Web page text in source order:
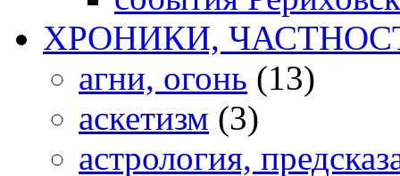
ХРОНИКИ,
агни, огонь (13)
аскетизм (3)
астрология,